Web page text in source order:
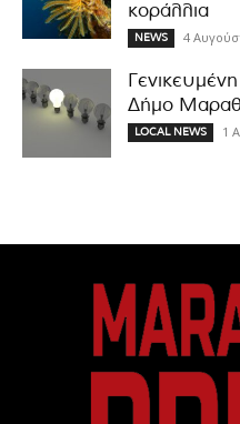
κοράλλια
NEWS 4
Δήμο
LOCAL NEWS 1